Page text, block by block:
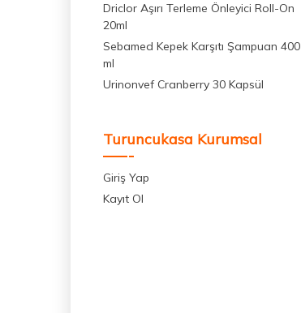
Driclor Aşırı Terleme Önleyici Roll-On
20ml
Sebamed Kepek Karşıtı Şampuan 400
ml
Urinonvef Cranberry 30 Kapsül
Turuncukasa Kurumsal
Giriş Yap
Kayıt Ol